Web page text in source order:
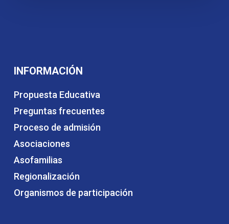
INFORMACIÓN
Propuesta Educativa
Preguntas frecuentes
Proceso de admisión
Asociaciones
Asofamilias
Regionalización
Organismos de participación